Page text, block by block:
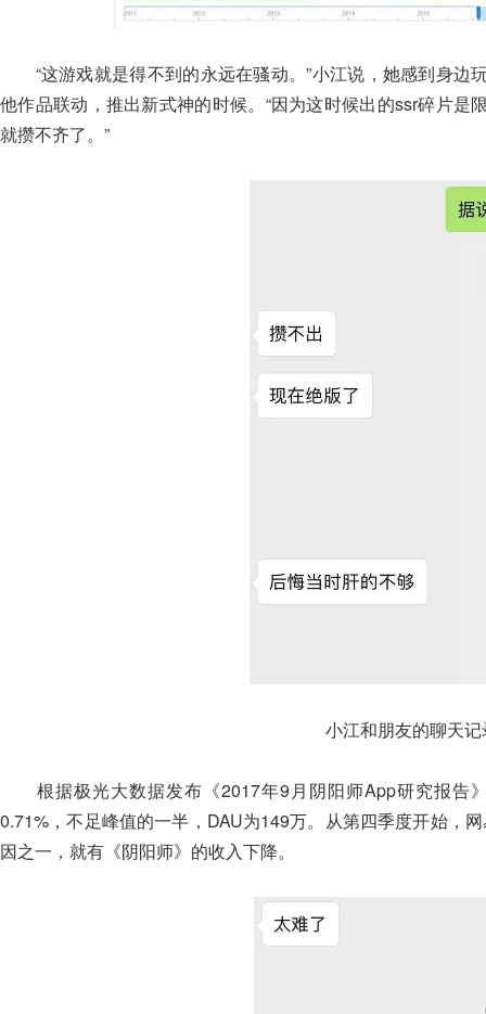
“这游戏就是得不到的永远在骚动。”小江说，她感到身边
他作品联动，推出新式神的时候。“因为这时候出的ssr碎片是
就攒不齐了。”
小江和朋友的聊天记
根据极光大数据发布《2017年9月阴阳师App研究报告
0.71%，不足峰值的一半，DAU为149万。从第四季度开始，
因之一，就有《阴阳师》的收入下降。